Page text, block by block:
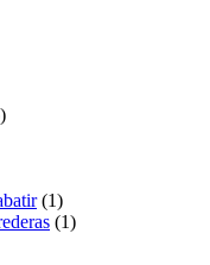
(1)
(1)